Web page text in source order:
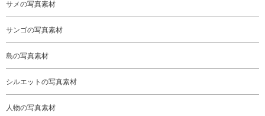
サメの写真素材
サンゴの写真素材
島の写真素材
シルエットの写真素材
人物の写真素材